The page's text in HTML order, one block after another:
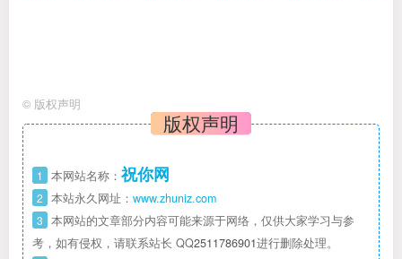
© 版权声明
版权声明
1 本网站名称： 祝你网
2 本站永久网址： www.zhuniz.com
3 本网站的文章部分内容可能来源于网络，仅供大家学习与参
考，如有侵权，请联系站长 QQ2511786901进行删除处理。